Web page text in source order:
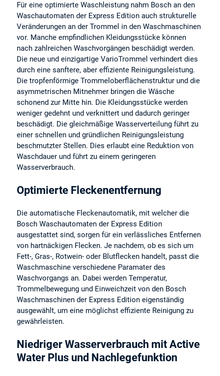
Für eine optimierte Waschleistung nahm Bosch an den
Waschautomaten der Express Edition auch strukturelle
Veränderungen an der Trommel in den Waschmaschinen
vor. Manche empfindlichen Kleidungsstücke können
nach zahlreichen Waschvorgängen beschädigt werden.
Die neue und einzigartige VarioTrommel verhindert dies
durch eine sanftere, aber effiziente Reinigungsleistung.
Die tropfenförmige Trommeloberflächenstruktur und die
asymmetrischen Mitnehmer bringen die Wäsche
schonend zur Mitte hin. Die Kleidungsstücke werden
weniger gedehnt und verknittert und dadurch geringer
beschädigt. Die gleichmäßige Wasserverteilung führt zu
einer schnellen und gründlichen Reinigungsleistung
beschmutzter Stellen. Dies erlaubt eine Reduktion von
Waschdauer und führt zu einem geringeren
Wasserverbrauch.
Optimierte Fleckenentfernung
Die automatische Fleckenautomatik, mit welcher die
Bosch Waschautomaten der Express Edition
ausgestattet sind, sorgen für ein verlässliches Entfernen
von hartnäckigen Flecken. Je nachdem, ob es sich um
Fett-, Gras-, Rotwein- oder Blutflecken handelt, passt die
Waschmaschine verschiedene Paramater des
Waschvorgangs an. Dabei werden Temperatur,
Trommelbewegung und Einweichzeit von den Bosch
Waschmaschinen der Express Edition eigenständig
ausgewählt, um eine möglichst effiziente Reinigung zu
gewährleisten.
Niedriger Wasserverbrauch mit Active
Water Plus und Nachlegefunktion